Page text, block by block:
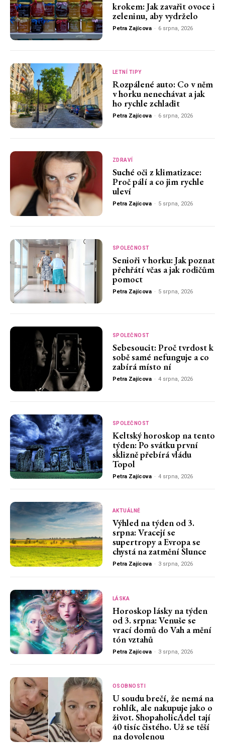
krokem: Jak zavařit ovoce i
zeleninu, aby vydrželo
Petra Zajícova - 6 srpna, 2026
LETNÍ TIPY
Rozpálené auto: Co v něm
v horku nenechávat a jak
ho rychle zchladit
Petra Zajícova - 6 srpna, 2026
ZDRAVÍ
Suché oči z klimatizace:
Proč pálí a co jim rychle
uleví
Petra Zajícova - 5 srpna, 2026
SPOLEČNOST
Senioři v horku: Jak poznat
přehřátí včas a jak rodičům
pomoct
Petra Zajícova - 5 srpna, 2026
SPOLEČNOST
Sebesoucit: Proč tvrdost k
sobě samé nefunguje a co
zabírá místo ní
Petra Zajícova - 4 srpna, 2026
SPOLEČNOST
Keltský horoskop na tento
týden: Po svátku první
sklizně přebírá vládu
Topol
Petra Zajícova - 4 srpna, 2026
AKTUÁLNĚ
Výhled na týden od 3.
srpna: Vracejí se
supertropy a Evropa se
chystá na zatmění Slunce
Petra Zajícova - 3 srpna, 2026
LÁSKA
Horoskop lásky na týden
od 3. srpna: Venuše se
vrací domů do Vah a mění
tón vztahů
Petra Zajícova - 3 srpna, 2026
OSOBNOSTI
U soudu brečí, že nemá na
rohlík, ale nakupuje jako o
život. ShopaholicAdel tají
40 tisíc čistého. Už se těší
na dovolenou